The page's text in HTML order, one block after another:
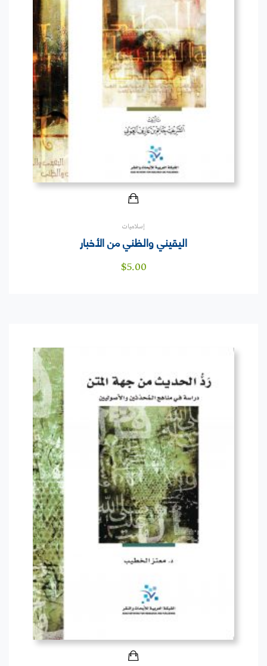
إسلاميات
اليقيني والظني من الأخبار
$5.00